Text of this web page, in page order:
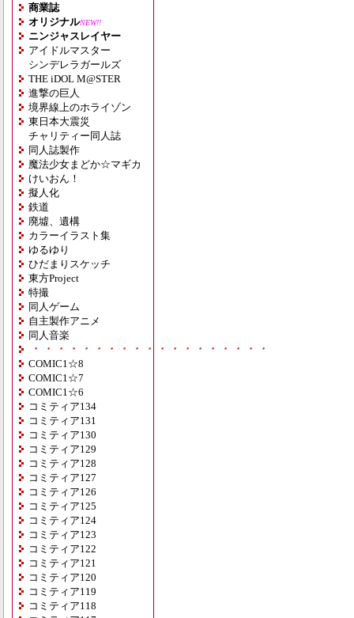
商業誌
オリジナルNEW!!
ニンジャスレイヤー
アイドルマスター
シンデレラガールズ
THE iDOL M@STER
進撃の巨人
境界線上のホライゾン
東日本大震災
チャリティー同人誌
同人誌製作
魔法少女まどか☆マギカ
けいおん！
擬人化
鉄道
廃墟、遺構
カラーイラスト集
ゆるゆり
ひだまりスケッチ
東方Project
特撮
同人ゲーム
自主製作アニメ
同人音楽
・・・・・・・・・・・・・・・・・・・
COMIC1☆8
COMIC1☆7
COMIC1☆6
コミティア134
コミティア131
コミティア130
コミティア129
コミティア128
コミティア127
コミティア126
コミティア125
コミティア124
コミティア123
コミティア122
コミティア121
コミティア120
コミティア119
コミティア118